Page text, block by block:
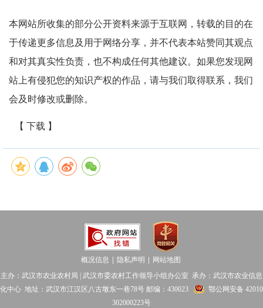
本网站所收集的部分公开资料来源于互联网，转载的目的在
于传递更多信息及用于网络分享，并不代表本站赞同其观点
和对其真实性负责，也不构成任何其他建议。如果您发现网
站上有侵犯您的知识产权的作品，请与我们取得联系，我们
会及时修改或删除。
【 下载 】
概况信息 隐私声明
网站地图
主办：武汉市农业农村局 | 武汉市委农村工作领导小组办公室 承办：武汉市农业信息
化中心 地址：武汉市江汉区八古墩东一巷78号 邮编：430023
鄂公网安备 42010
302000223号